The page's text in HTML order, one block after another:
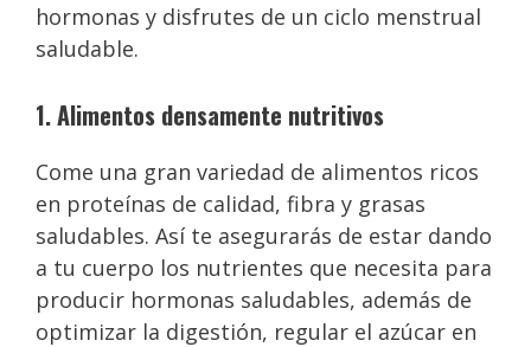
hormonas y disfrutes de un ciclo menstrual
saludable.
1. Alimentos densamente nutritivos
Come una gran variedad de alimentos ricos
en proteínas de calidad, fibra y grasas
saludables. Así te asegurarás de estar dando
a tu cuerpo los nutrientes que necesita para
producir hormonas saludables, además de
optimizar la digestión, regular el azúcar en